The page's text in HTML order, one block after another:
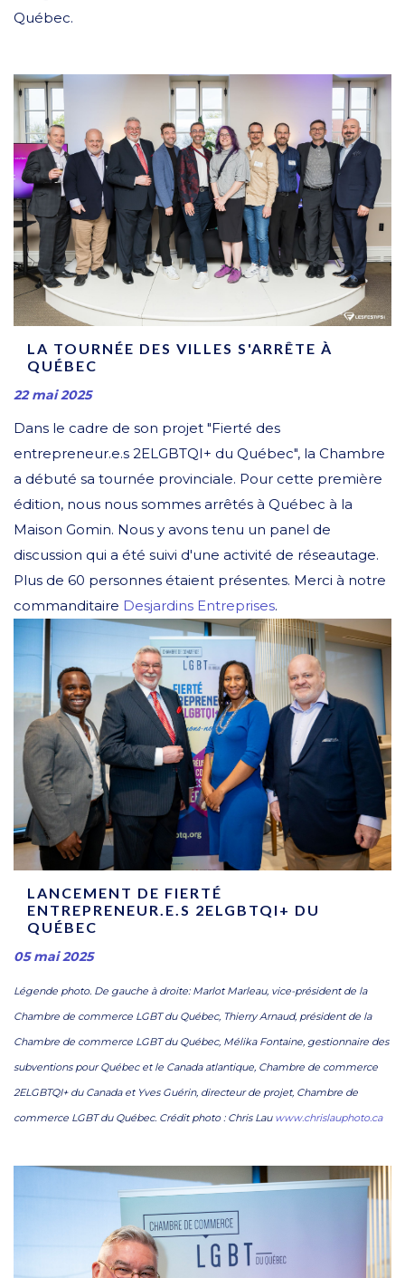
Québec.
LA TOURNÉE DES VILLES S'ARRÊTE À
QUÉBEC
22 mai 2025
Dans le cadre de son projet "Fierté des
entrepreneur.e.s 2ELGBTQI+ du Québec", la Chambre
a débuté sa tournée provinciale. Pour cette première
édition, nous nous sommes arrêtés à Québec à la
Maison Gomin. Nous y avons tenu un panel de
discussion qui a été suivi d'une activité de réseautage.
Plus de 60 personnes étaient présentes. Merci à notre
commanditaire Desjardins Entreprises.
LANCEMENT DE FIERTÉ
ENTREPRENEUR.E.S 2ELGBTQI+ DU
QUÉBEC
05 mai 2025
Légende photo. De gauche à droite: Marlot Marleau, vice-président de la
Chambre de commerce LGBT du Québec, Thierry Arnaud, président de la
Chambre de commerce LGBT du Québec, Mélika Fontaine, gestionnaire des
subventions pour Québec et le Canada atlantique, Chambre de commerce
2ELGBTQI+ du Canada et Yves Guérin, directeur de projet, Chambre de
commerce LGBT du Québec. Crédit photo : Chris Lau www.chrislauphoto.ca